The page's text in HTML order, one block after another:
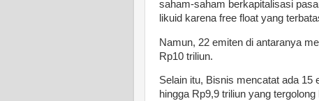
saham-saham berkapitalisasi
likuid karena free float yang
Namun, 22 emiten di antaranya
Rp10 triliun.
Selain itu, Bisnis mencatat ada 15
hingga Rp9,9 triliun yang